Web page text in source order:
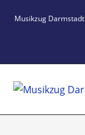
InhaltMusikzug